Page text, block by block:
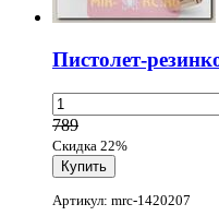
Пистолет-
789
Скидка 22%
Артикул: mrc-1420207